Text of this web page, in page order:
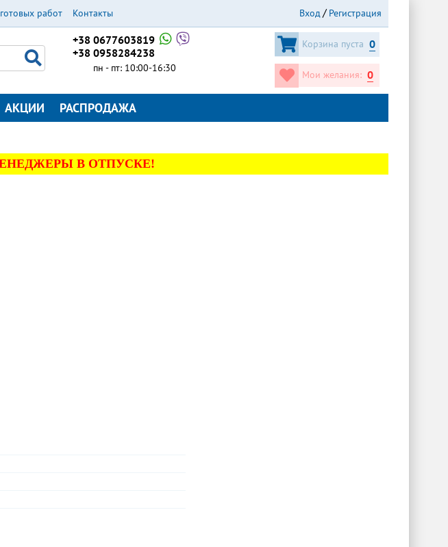
работ Контакты Вход Регистрация
+38 0677603819
+38 0958284238
пн - пт: 10:00-16:30
Корзина пуста 0
Мои желания: 0
АКЦИИ РАСПРОДАЖА
В ОТПУСКЕ!